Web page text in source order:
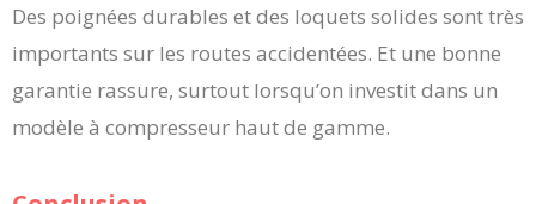
Des poignées durables et des loquets solides sont très
importants sur les routes accidentées. Et une bonne
garantie rassure, surtout lorsqu’on investit dans un
modèle à compresseur haut de gamme.